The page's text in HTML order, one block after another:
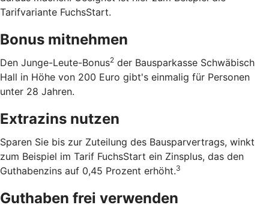
Tarifvariante FuchsStart.
Bonus mitnehmen
Den Junge-Leute-Bonus2 der Bausparkasse Schwäbisch
Hall in Höhe von 200 Euro gibt's einmalig für Personen
unter 28 Jahren.
Extrazins nutzen
Sparen Sie bis zur Zuteilung des Bausparvertrags, winkt
zum Beispiel im Tarif FuchsStart ein Zinsplus, das den
Guthabenzins auf 0,45 Prozent erhöht.3
Guthaben frei verwenden